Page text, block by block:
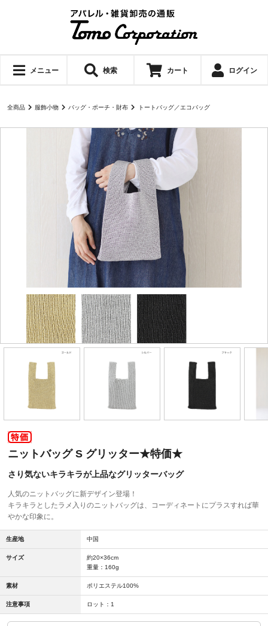
メニュー 検索 カート ログイン
全商品 服飾小物 バッグ・ポーチ・財布 トートバッグ／エコバッグ
ニットバッグ S グリッター★特価★
さり気ないキラキラが上品なグリッターバッグ
人気のニットバッグに新デザイン登場！
キラキラとしたラメ入りのニットバッグは、コーディネートにプラスすれば華
やかな印象に。
生産地 中国
サイズ
約20×36cm
重量：160g
素材 ポリエステル100%
注意事項 ロット：1